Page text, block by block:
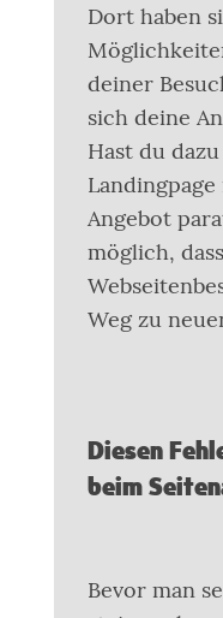
Dort haben
deiner
sich deine
Hast du
Angebot
möglich,
Weg zu
Diesen
beim
Bevor man